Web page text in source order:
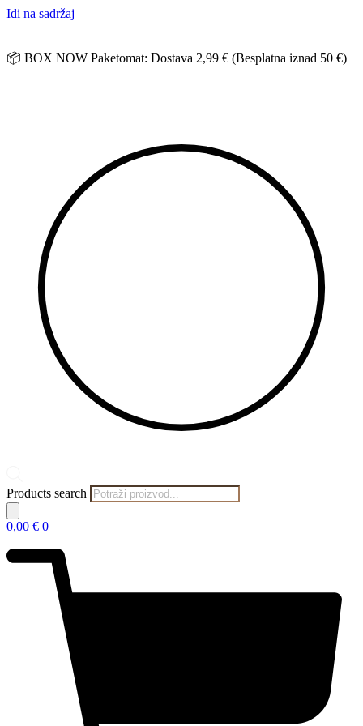
Idi na sadržaj
📦 BOX NOW Paketomat: Dostava 2,99 € (Besplatna iznad 50 €)
Products search
0,00 € 0